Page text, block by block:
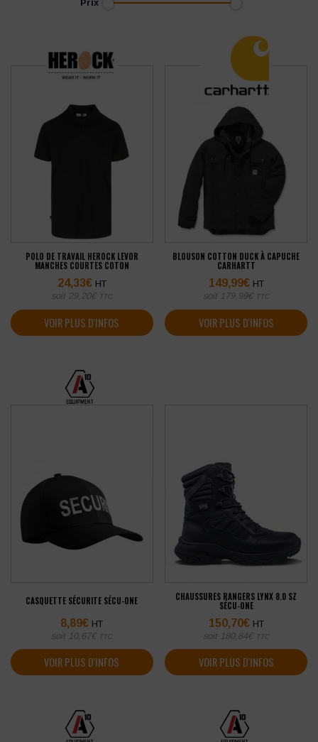
Prix
POLO DE TRAVAIL HEROCK LEVOR
MANCHES COURTES COTON
24,33€ HT
soit 29,20€ TTC
VOIR PLUS D'INFOS
BLOUSON COTTON DUCK À CAPUCHE
CARHARTT
149,99€ HT
soit 179,99€ TTC
VOIR PLUS D'INFOS
CASQUETTE SÉCURITE SÉCU-ONE
8,89€ HT
soit 10,67€ TTC
VOIR PLUS D'INFOS
CHAUSSURES RANGERS LYNX 8.0 SZ
SÉCU-ONE
150,70€ HT
soit 180,84€ TTC
VOIR PLUS D'INFOS